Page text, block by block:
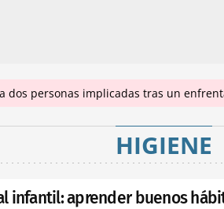
dos personas implicadas tras un
HIGIENE
infantil: aprender buenos